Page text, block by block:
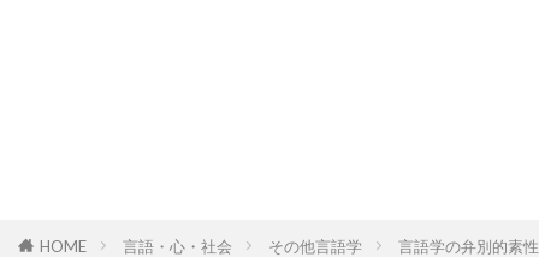
HOME 言語・心・社会 その他言語学 言語学の弁別的素